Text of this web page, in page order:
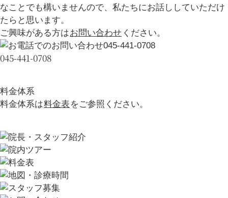
なことでも構いませんので、私たちにお話ししていただけ
たらと思います。
ご興味がある方はお問い合わせ ください。
045-441-0708
料金体系
料金体系は料金表 をご参照ください。